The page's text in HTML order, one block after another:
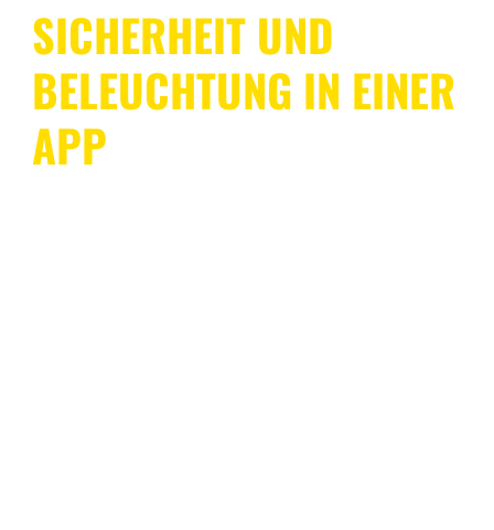
SICHERHEIT UND
BELEUCHTUNG IN EINER
APP